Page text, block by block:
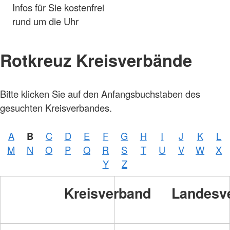
Infos für Sie kostenfrei
rund um die Uhr
Rotkreuz Kreisverbände
Bitte klicken Sie auf den Anfangsbuchstaben des
gesuchten Kreisverbandes.
A B C D E F G H I J K
L
M
N O P Q R S T U V W
X
Y
Z
Kreisverband